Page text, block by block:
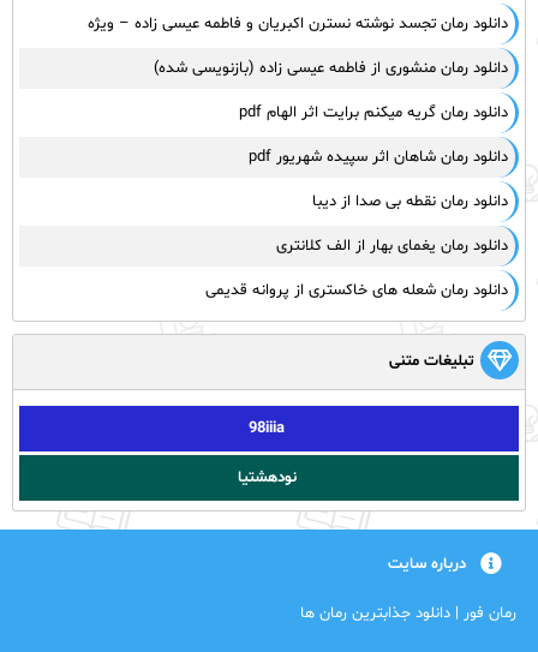
دانلود رمان تجسد نوشته نسترن اکبریان و فاطمه عیسی زاده – ویژه
دانلود رمان منشوری از فاطمه عیسی زاده (بازنویسی شده)
دانلود رمان گریه میکنم برایت اثر الهام pdf
دانلود رمان شاهان اثر سپیده شهریور pdf
دانلود رمان نقطه بی صدا از دیبا
دانلود رمان یغمای بهار از الف کلانتری
دانلود رمان شعله های خاکستری از پروانه قدیمی
تبلیغات متنی
98iiia
نودهشتیا
درباره سایت
رمان فور | دانلود جذابترین رمان ها